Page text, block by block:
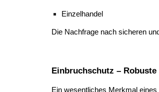
Einzelhandel
Die Nachfrage nach sicheren
Einbruchschutz –
Ein wesentliches Merkmal